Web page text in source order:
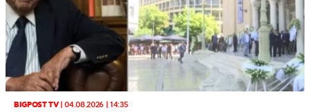
BIGPOST TV|04.08.2026 | 14:35